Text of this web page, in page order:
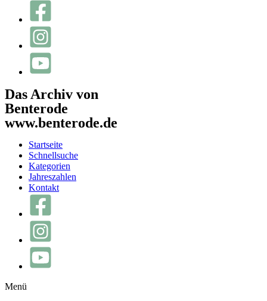
Das Archiv von
Benterode
www.benterode.de
Startseite
Schnellsuche
Kategorien
Jahreszahlen
Kontakt
Menü